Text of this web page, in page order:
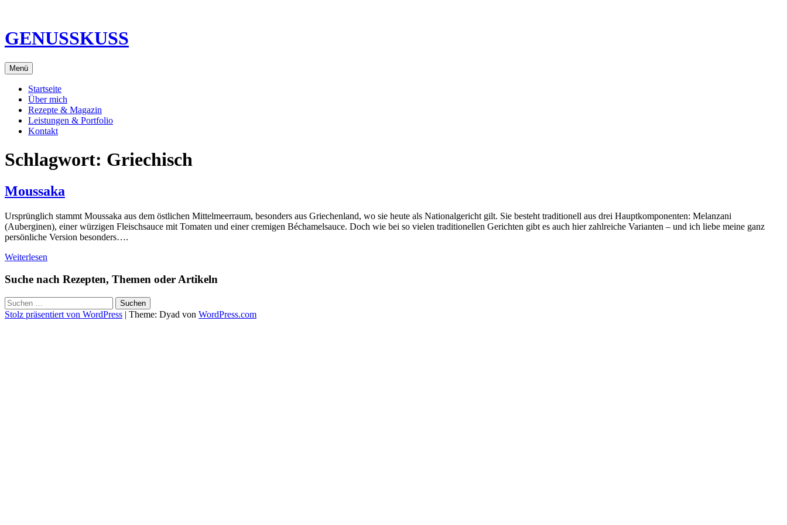
Inhalt
GENUSSKUSS
Menü
Startseite
Über mich
Rezepte & Magazin
Leistungen & Portfolio
Kontakt
Schlagwort: Griechisch
Moussaka
Ursprünglich stammt Moussaka aus dem östlichen Mittelmeerraum, besonders aus Griechenland, wo sie heute als Nationalgericht gilt. Sie besteht traditionell aus drei Hauptkomponenten: Melanzani
(Auberginen), einer würzigen Fleischsauce mit Tomaten und einer cremigen Béchamelsauce. Doch wie bei so vielen traditionellen Gerichten gibt es auch hier zahlreiche Varianten – und ich liebe meine ganz
persönliche Version besonders….
Weiterlesen
Suche nach Rezepten, Themen oder Artikeln
Suchen
nach:
Stolz präsentiert von WordPress | Theme: Dyad von WordPress.com